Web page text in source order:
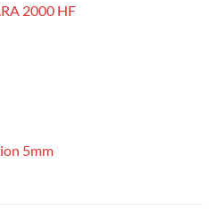
2000 HF
5mm